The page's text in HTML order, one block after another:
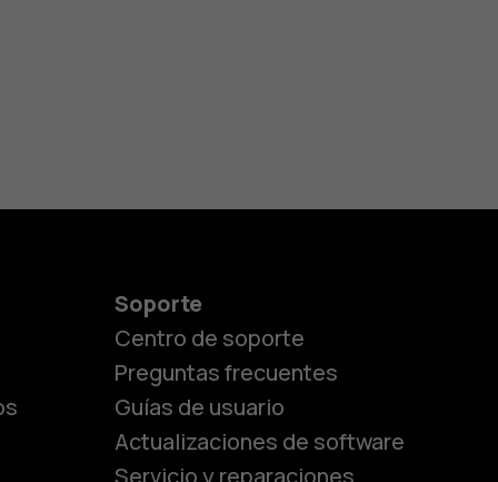
Soporte
Centro de soporte
Preguntas frecuentes
Guías de usuario
Actualizaciones de software
Servicio y reparaciones